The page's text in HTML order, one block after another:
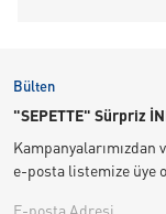
Bülten
"SEPETTE" Sürpriz
e-posta listemize üye